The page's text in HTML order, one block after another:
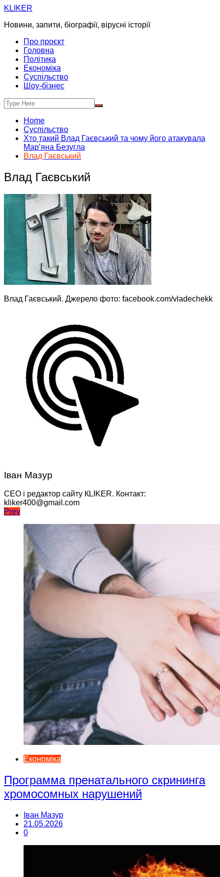
Skip
content
KLIKER
Новини, запити, біографії, вірусні історії
Про проєкт
Головна
Політика
Економіка
Суспільство
Шоу-бізнес
Home
Суспільство
Хто такий Влад Гаєвський та чому його атакувала
Мар’яна Безугла
Влад Гаєвський
Влад Гаєвський
Влад Гаєвський. Джерело фото: facebook.com/vladechekk
Іван Мазур
CEO і редактор сайту КLIKER. Контакт:
kliker400@gmail.com
Навігація
записів
Prev
Економіка
Программа пренатального скрининга
хромосомных нарушений
Іван Мазур
21.05.2026
0